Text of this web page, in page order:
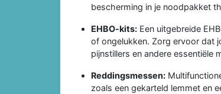
bescherming in je noodpakket
EHBO-kits: Een uitgebreide
of ongelukken. Zorg ervoor dat
pijnstillers en andere essentiële
Reddingsmessen:
zoals een gekarteld lemmet en